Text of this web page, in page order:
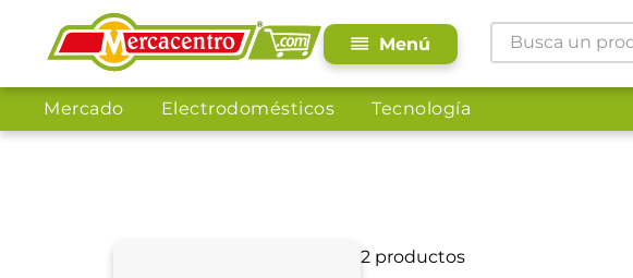
Busca un
Mercado Electrodomésticos Tecnología
2 productos